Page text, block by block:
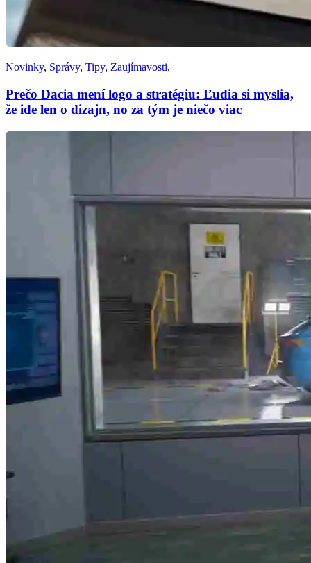
Novinky, Správy, Tipy, Zaujímavosti,
Prečo Dacia mení logo a stratégiu: Ľudia si myslia,
že ide len o dizajn, no za tým je niečo viac